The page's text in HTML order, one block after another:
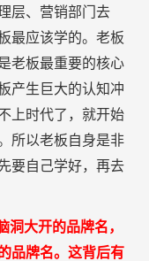
层、营销部门去
最应该学的。老板
老板最重要的核心
产生巨大的认知冲
上时代了，就开始
所以老板自身是非
要自己学好，再去
大开的品牌名，
品牌名。这背后有